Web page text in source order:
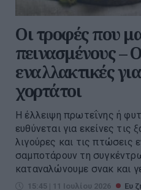
Οι τροφές που
πεινασμένους –
εναλλακτικές
χορτάτοι
Η έλλειψη πρωτεΐνης ή
ευθύνεται για εκείνες τις
λιγούρες και τις πτώσεις
σαμποτάρουν τη
καταναλώνουμε σνακ και
15:45 | 11 Ιουλίου 2026 Ευ